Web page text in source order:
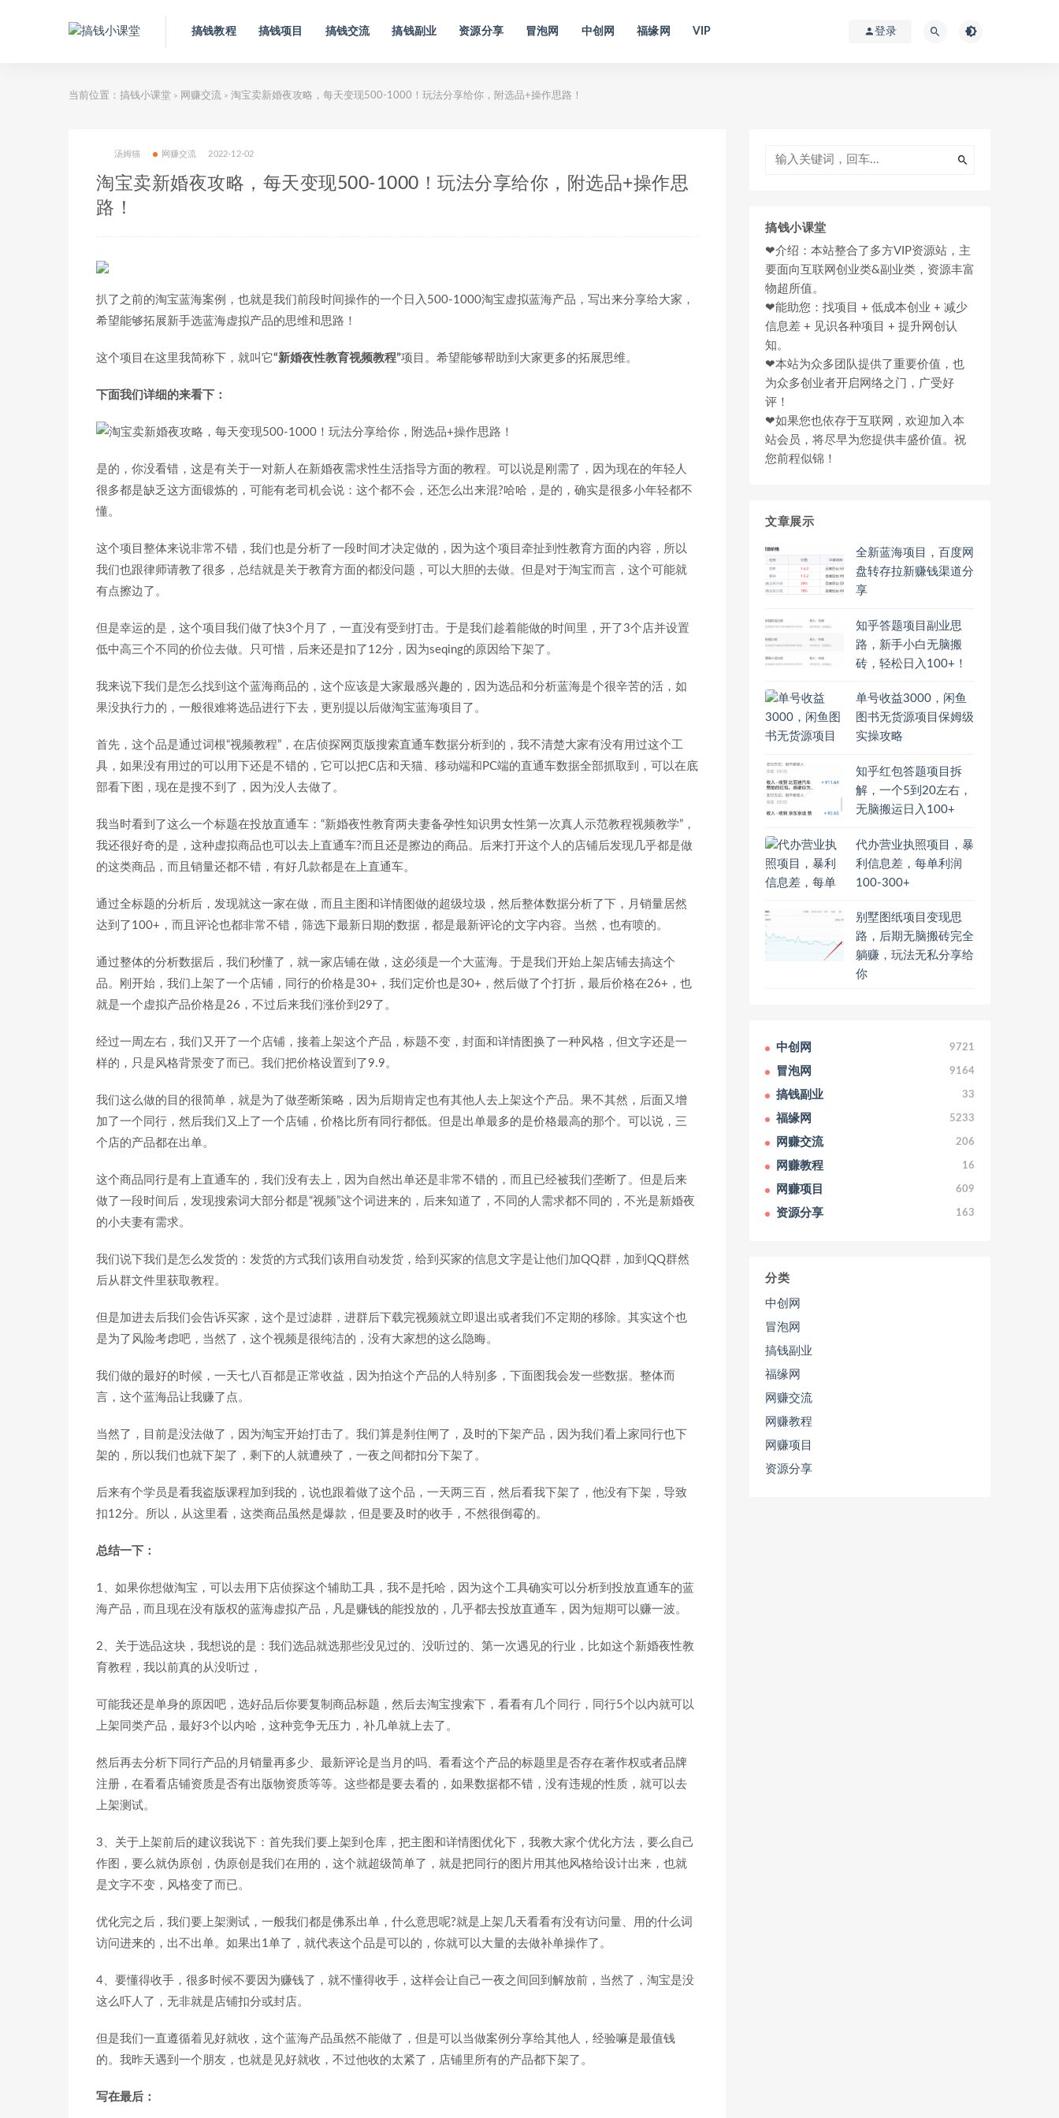
搞钱教程 搞钱项目 搞钱交流 搞钱副业 资源分享 冒泡网 中创网 福缘网 VIP 登录
当前位置： 搞钱小课堂 > 网赚交流 > 淘宝卖新婚夜攻略，每天变现500-1000！玩法分享给你，附选品+操作思路！
汤姆猫 网赚交流 2022-12-02
淘宝卖新婚夜攻略，每天变现500-1000！玩法分享给你，附选品+操作思
路！
扒了之前的淘宝蓝海案例，也就是我们前段时间操作的一个日入500-1000淘宝虚拟蓝海产品，写出来分享给大家，
希望能够拓展新手选蓝海虚拟产品的思维和思路！
这个项目在这里我简称下，就叫它“新婚夜性教育视频教程”项目。希望能够帮助到大家更多的拓展思维。
下面我们详细的来看下：
是的，你没看错，这是有关于一对新人在新婚夜需求性生活指导方面的教程。可以说是刚需了，因为现在的年轻人
很多都是缺乏这方面锻炼的，可能有老司机会说：这个都不会，还怎么出来混?哈哈，是的，确实是很多小年轻都不
懂。
这个项目整体来说非常不错，我们也是分析了一段时间才决定做的，因为这个项目牵扯到性教育方面的内容，所以
我们也跟律师请教了很多，总结就是关于教育方面的都没问题，可以大胆的去做。但是对于淘宝而言，这个可能就
有点擦边了。
但是幸运的是，这个项目我们做了快3个月了，一直没有受到打击。于是我们趁着能做的时间里，开了3个店并设置
低中高三个不同的价位去做。只可惜，后来还是扣了12分，因为seqing的原因给下架了。
我来说下我们是怎么找到这个蓝海商品的，这个应该是大家最感兴趣的，因为选品和分析蓝海是个很辛苦的活，如
果没执行力的，一般很难将选品进行下去，更别提以后做淘宝蓝海项目了。
首先，这个品是通过词根“视频教程”，在店侦探网页版搜索直通车数据分析到的，我不清楚大家有没有用过这个工
具，如果没有用过的可以用下还是不错的，它可以把C店和天猫、移动端和PC端的直通车数据全部抓取到，可以在底
部看下图，现在是搜不到了，因为没人去做了。
我当时看到了这么一个标题在投放直通车：“新婚夜性教育两夫妻备孕性知识男女性第一次真人示范教程视频教学”，
我还很好奇的是，这种虚拟商品也可以去上直通车?而且还是擦边的商品。后来打开这个人的店铺后发现几乎都是做
的这类商品，而且销量还都不错，有好几款都是在上直通车。
通过全标题的分析后，发现就这一家在做，而且主图和详情图做的超级垃圾，然后整体数据分析了下，月销量居然
达到了100+，而且评论也都非常不错，筛选下最新日期的数据，都是最新评论的文字内容。当然，也有喷的。
通过整体的分析数据后，我们秒懂了，就一家店铺在做，这必须是一个大蓝海。于是我们开始上架店铺去搞这个
品。刚开始，我们上架了一个店铺，同行的价格是30+，我们定价也是30+，然后做了个打折，最后价格在26+，也
就是一个虚拟产品价格是26，不过后来我们涨价到29了。
经过一周左右，我们又开了一个店铺，接着上架这个产品，标题不变，封面和详情图换了一种风格，但文字还是一
样的，只是风格背景变了而已。我们把价格设置到了9.9。
我们这么做的目的很简单，就是为了做垄断策略，因为后期肯定也有其他人去上架这个产品。果不其然，后面又增
加了一个同行，然后我们又上了一个店铺，价格比所有同行都低。但是出单最多的是价格最高的那个。可以说，三
个店的产品都在出单。
这个商品同行是有上直通车的，我们没有去上，因为自然出单还是非常不错的，而且已经被我们垄断了。但是后来
做了一段时间后，发现搜索词大部分都是“视频”这个词进来的，后来知道了，不同的人需求都不同的，不光是新婚夜
的小夫妻有需求。
我们说下我们是怎么发货的：发货的方式我们该用自动发货，给到买家的信息文字是让他们加QQ群，加到QQ群然
后从群文件里获取教程。
但是加进去后我们会告诉买家，这个是过滤群，进群后下载完视频就立即退出或者我们不定期的移除。其实这个也
是为了风险考虑吧，当然了，这个视频是很纯洁的，没有大家想的这么隐晦。
我们做的最好的时候，一天七八百都是正常收益，因为拍这个产品的人特别多，下面图我会发一些数据。整体而
言，这个蓝海品让我赚了点。
当然了，目前是没法做了，因为淘宝开始打击了。我们算是刹住闸了，及时的下架产品，因为我们看上家同行也下
架的，所以我们也就下架了，剩下的人就遭殃了，一夜之间都扣分下架了。
后来有个学员是看我盗版课程加到我的，说也跟着做了这个品，一天两三百，然后看我下架了，他没有下架，导致
扣12分。所以，从这里看，这类商品虽然是爆款，但是要及时的收手，不然很倒霉的。
总结一下：
1、如果你想做淘宝，可以去用下店侦探这个辅助工具，我不是托哈，因为这个工具确实可以分析到投放直通车的蓝
海产品，而且现在没有版权的蓝海虚拟产品，凡是赚钱的能投放的，几乎都去投放直通车，因为短期可以赚一波。
2、关于选品这块，我想说的是：我们选品就选那些没见过的、没听过的、第一次遇见的行业，比如这个新婚夜性教
育教程，我以前真的从没听过，
可能我还是单身的原因吧，选好品后你要复制商品标题，然后去淘宝搜索下，看看有几个同行，同行5个以内就可以
上架同类产品，最好3个以内哈，这种竞争无压力，补几单就上去了。
然后再去分析下同行产品的月销量再多少、最新评论是当月的吗、看看这个产品的标题里是否存在著作权或者品牌
注册，在看看店铺资质是否有出版物资质等等。这些都是要去看的，如果数据都不错，没有违规的性质，就可以去
上架测试。
3、关于上架前后的建议我说下：首先我们要上架到仓库，把主图和详情图优化下，我教大家个优化方法，要么自己
作图，要么就伪原创，伪原创是我们在用的，这个就超级简单了，就是把同行的图片用其他风格给设计出来，也就
是文字不变，风格变了而已。
优化完之后，我们要上架测试，一般我们都是佛系出单，什么意思呢?就是上架几天看看有没有访问量、用的什么词
访问进来的，出不出单。如果出1单了，就代表这个品是可以的，你就可以大量的去做补单操作了。
4、要懂得收手，很多时候不要因为赚钱了，就不懂得收手，这样会让自己一夜之间回到解放前，当然了，淘宝是没
这么吓人了，无非就是店铺扣分或封店。
但是我们一直遵循着见好就收，这个蓝海产品虽然不能做了，但是可以当做案例分享给其他人，经验嘛是最值钱
的。我昨天遇到一个朋友，也就是见好就收，不过他收的太紧了，店铺里所有的产品都下架了。
写在最后：
搞钱小课堂
❤介绍：本站整合了多方VIP资源站，主
要面向互联网创业类&副业类，资源丰富
物超所值。
❤能助您：找项目 + 低成本创业 + 减少
信息差 + 见识各种项目 + 提升网创认
知。
❤本站为众多团队提供了重要价值，也
为众多创业者开启网络之门，广受好
评！
❤如果您也依存于互联网，欢迎加入本
站会员，将尽早为您提供丰盛价值。祝
您前程似锦！
文章展示
全新蓝海项目，百度网
盘转存拉新赚钱渠道分
享
知乎答题项目副业思
路，新手小白无脑搬
砖，轻松日入100+！
单号收益3000，闲鱼
图书无货源项目保姆级
实操攻略
知乎红包答题项目拆
解，一个5到20左右，
无脑搬运日入100+
代办营业执照项目，暴
利信息差，每单利润
100-300+
别墅图纸项目变现思
路，后期无脑搬砖完全
躺赚，玩法无私分享给
你
中创网 9721
冒泡网 9164
搞钱副业 33
福缘网 5233
网赚交流 206
网赚教程 16
网赚项目 609
资源分享 163
分类
中创网
冒泡网
搞钱副业
福缘网
网赚交流
网赚教程
网赚项目
资源分享